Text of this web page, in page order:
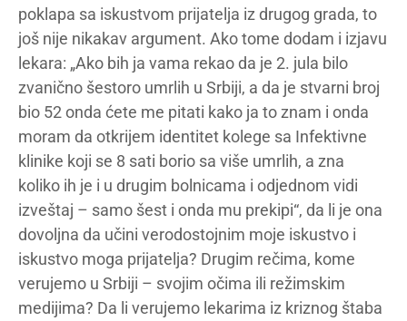
poklapa sa iskustvom prijatelja iz drugog grada, to
još nije nikakav argument. Ako tome dodam i izjavu
lekara: „Ako bih ja vama rekao da je 2. jula bilo
zvanično šestoro umrlih u Srbiji, a da je stvarni broj
bio 52 onda ćete me pitati kako ja to znam i onda
moram da otkrijem identitet kolege sa Infektivne
klinike koji se 8 sati borio sa više umrlih, a zna
koliko ih je i u drugim bolnicama i odjednom vidi
izveštaj – samo šest i onda mu prekipi“, da li je ona
dovoljna da učini verodostojnim moje iskustvo i
iskustvo moga prijatelja? Drugim rečima, kome
verujemo u Srbiji – svojim očima ili režimskim
medijima? Da li verujemo lekarima iz kriznog štaba